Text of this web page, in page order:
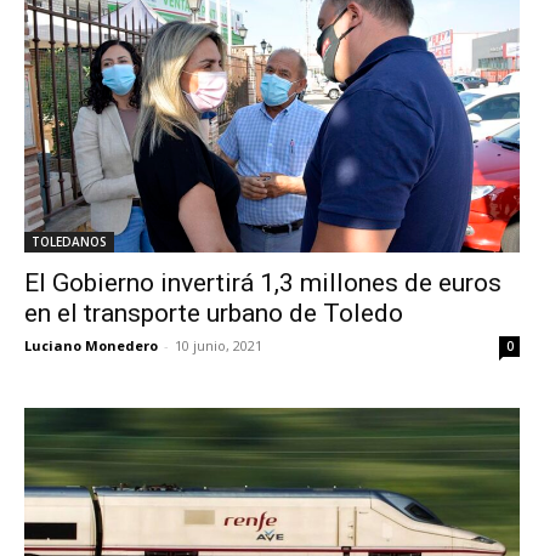
TOLEDANOS
El Gobierno invertirá 1,3 millones de euros
en el transporte urbano de Toledo
Luciano Monedero - 10 junio, 2021 0